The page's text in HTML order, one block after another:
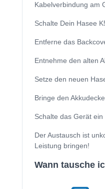
Kabelverbindung am
Schalte Dein Hasee
Entferne das
Entnehme den alten
Setze den neuen
Bringe den
Schalte das Gerät
Der Austausch ist
Leistung bringen!
Wann tausche